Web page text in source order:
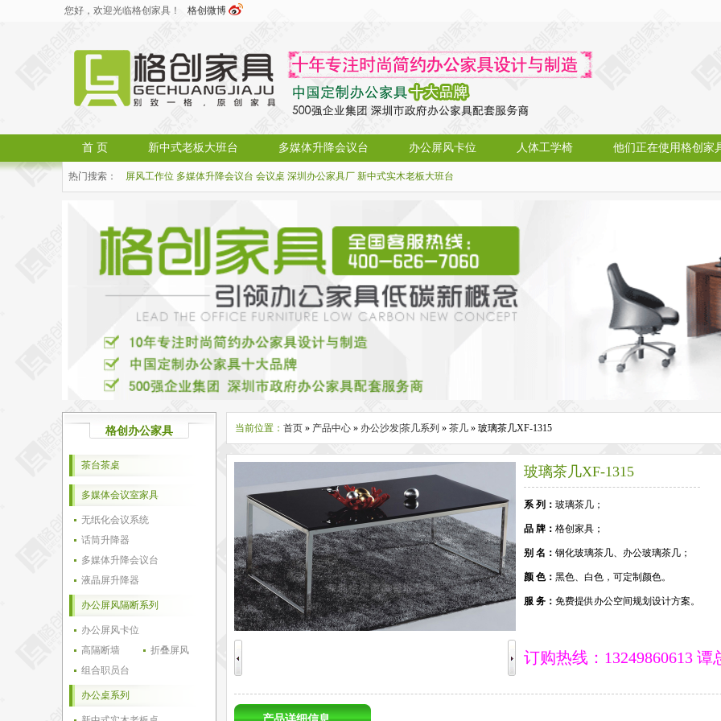
您好，欢迎光临格创家具！ 格创微博
首 页 新中式老板大班台 多媒体升降会议台 办公屏风卡位 人体工学椅 他们正在使用格创家
热门搜索： 屏风工作位 多媒体升降会议台 会议桌 深圳办公家具厂 新中式实木老板大班台
格创办公家具
茶台茶桌
多媒体会议室家具
无纸化会议系统
话筒升降器
多媒体升降会议台
液晶屏升降器
办公屏风隔断系列
办公屏风卡位
高隔断墙
折叠屏风
组合职员台
办公桌系列
当前位置： 首页 » 产品中心 » 办公沙发|茶几系列 » 茶几 » 玻璃茶几XF-1315
玻璃茶几XF-1315
系 列： 玻璃茶几；
品 牌： 格创家具；
别 名： 钢化玻璃茶几、办公玻璃茶几；
颜 色： 黑色、白色，可定制颜色。
服 务： 免费提供办公空间规划设计方案。
订购热线：13249860613 谭